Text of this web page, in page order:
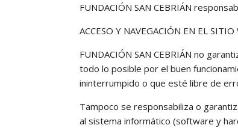
FUNDACIÓN SAN CEBRIÁN
ACCESO Y NAVEGACIÓN EN EL
FUNDACIÓN SAN CEBRIÁN no
todo lo posible por el buen
ininterrumpido o que esté libre de
Tampoco se responsabiliza o
al sistema informático (software y